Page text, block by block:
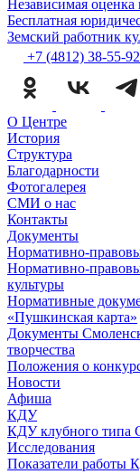
Независимая оценка
Бесплатная
Земский работник
+7 (4812) 38-55-92
О Центре
История
Структура
Благодарности
Фотогалерея
СМИ о нас
Контакты
Документы
Нормативно-
Нормативно-
культуры
Нормативные
«Пушкинская карта»
Документы
творчества
Положения о
Новости
Афиша
КДУ
КДУ клубного типа
Исследования
Показатели работы